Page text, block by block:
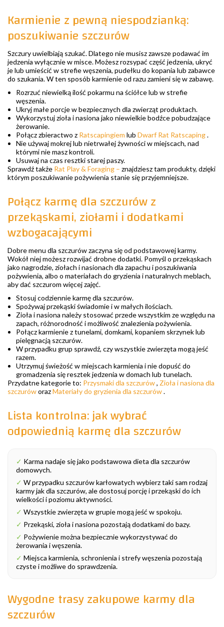
Karmienie z pewną niespodzianką:
poszukiwanie szczurów
Szczury uwielbiają szukać. Dlatego nie musisz zawsze podawać im
jedzenia wyłącznie w misce. Możesz rozsypać część jedzenia, ukryć
je lub umieścić w strefie węszenia, pudełku do kopania lub zabawce
do szukania. W ten sposób karmienie od razu zamieni się w zabawę.
Rozrzuć niewielką ilość pokarmu na ściółce lub w strefie
węszenia.
Ukryj małe porcje w bezpiecznych dla zwierząt produktach.
Wykorzystuj zioła i nasiona jako niewielkie bodźce pobudzające
żerowanie.
Połącz zbieractwo z Ratscapingiem lub Dwarf Rat Ratscaping.
Nie używaj mokrej lub nietrwałej żywności w miejscach, nad
którymi nie masz kontroli.
Usuwaj na czas resztki starej paszy.
Sprawdź także Rat Play & Foraging – znajdziesz tam produkty, dzięki
którym poszukiwanie pożywienia stanie się przyjemniejsze.
Połącz karmę dla szczurów z
przekąskami, ziołami i dodatkami
wzbogacającymi
Dobre menu dla szczurów zaczyna się od podstawowej karmy.
Wokół niej możesz rozwijać drobne dodatki. Pomyśl o przekąskach
jako nagrodzie, ziołach i nasionach dla zapachu i poszukiwania
pożywienia, albo o materiałach do gryzienia i naturalnych meblach,
aby dać szczurom więcej zajęć.
Stosuj codziennie karmę dla szczurów.
Spożywaj przekąski świadomie i w małych ilościach.
Zioła i nasiona należy stosować przede wszystkim ze względu na
zapach, różnorodność i możliwość znalezienia pożywienia.
Połącz karmienie z tunelami, domkami, kopaniem skrzynek lub
pielęgnacją szczurów.
W przypadku grup sprawdź, czy wszystkie zwierzęta mogą jeść
razem.
Utrzymuj świeżość w miejscach karmienia i nie dopuść do
gromadzenia się resztek jedzenia w domach lub tunelach.
Przydatne kategorie to: Przysmaki dla szczurów, Zioła i nasiona dla
szczuróworazMateriały do gryzienia dla szczurów.
Lista kontrolna: jak wybrać
odpowiednią karmę dla szczurów
✓ Karma nadaje się jako podstawowa dieta dla szczurów
domowych.
✓ W przypadku szczurów karłowatych wybierz taki sam rodzaj
karmy jak dla szczurów, ale dostosuj porcję i przekąski do ich
wielkości i poziomu aktywności.
✓ Wszystkie zwierzęta w grupie mogą jeść w spokoju.
✓ Przekąski, zioła i nasiona pozostają dodatkami do bazy.
✓ Pożywienie można bezpiecznie wykorzystywać do
żerowania i węszenia.
✓ Miejsca karmienia, schronienia i strefy węszenia pozostają
czyste i możliwe do sprawdzenia.
Wygodne trasy zakupowe karmy dla
szczurów